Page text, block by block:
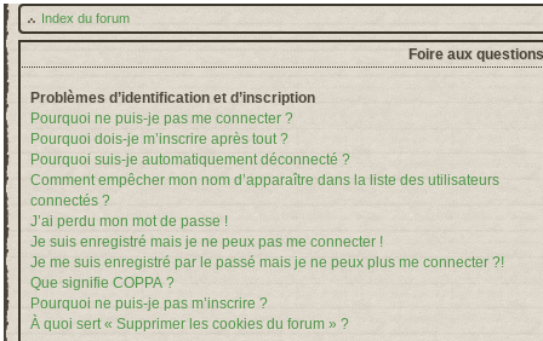
Index du forum
Foire aux
Problèmes d’identification et d’inscription
Pourquoi ne puis-je pas me connecter ?
Pourquoi dois-je m’inscrire après tout ?
Pourquoi suis-je automatiquement déconnecté ?
Comment empêcher mon nom d’apparaître dans la liste des utilisateurs
connectés ?
J’ai perdu mon mot de passe !
Je suis enregistré mais je ne peux pas me connecter !
Je me suis enregistré par le passé mais je ne peux plus me connecter ?!
Que signifie COPPA ?
Pourquoi ne puis-je pas m’inscrire ?
À quoi sert « Supprimer les cookies du forum » ?